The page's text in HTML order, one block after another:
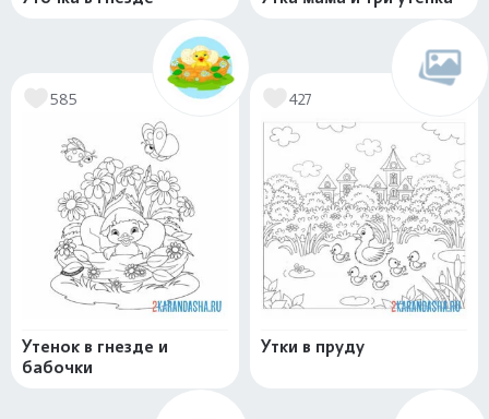
585
Утенок в гнезде и
бабочки
427
Утки в пруду